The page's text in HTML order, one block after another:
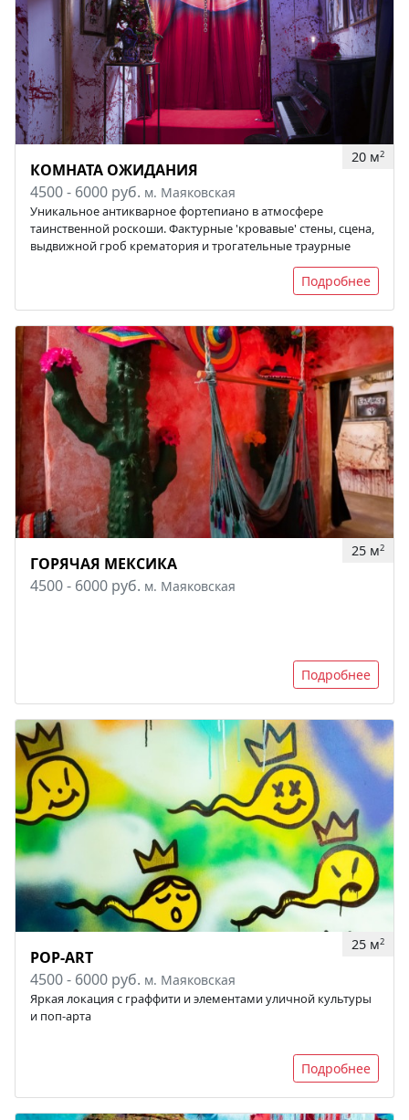
20 м2
КОМНАТА ОЖИДАНИЯ
4500 - 6000 руб. м. Маяковская
Уникальное антикварное фортепиано в атмосфере
таинственной роскоши. Фактурные 'кровавые' стены, сцена,
выдвижной гроб крематория и трогательные траурные
Подробнее
25 м2
ГОРЯЧАЯ МЕКСИКА
4500 - 6000 руб. м. Маяковская
Подробнее
25 м2
POP-ART
4500 - 6000 руб. м. Маяковская
Яркая локация с граффити и элементами уличной культуры
и поп-арта
Подробнее